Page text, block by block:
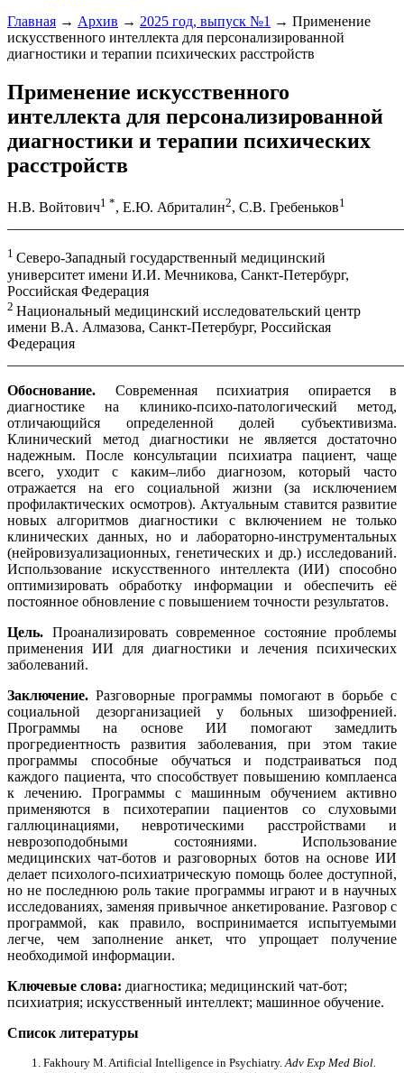
Главная → Архив → 2025 год, выпуск №1 → Применение
искусственного интеллекта для персонализированной
диагностики и терапии психических расстройств
Применение искусственного
интеллекта для персонализированной
диагностики и терапии психических
расстройств
Н.В. Войтович1 *, Е.Ю. Абриталин2, С.В. Гребеньков1
1 Северо-Западный государственный медицинский
университет имени И.И. Мечникова, Санкт-Петербург,
Российская Федерация
2 Национальный медицинский исследовательский центр
имени В.А. Алмазова, Санкт-Петербург, Российская
Федерация
Обоснование. Современная психиатрия опирается в
диагностике на клинико-психо-патологический метод,
отличающийся определенной долей субъективизма.
Клинический метод диагностики не является достаточно
надежным. После консультации психиатра пациент, чаще
всего, уходит с каким–либо диагнозом, который часто
отражается на его социальной жизни (за исключением
профилактических осмотров). Актуальным ставится развитие
новых алгоритмов диагностики с включением не только
клинических данных, но и лабораторно-инструментальных
(нейровизуализационных, генетических и др.) исследований.
Использование искусственного интеллекта (ИИ) способно
оптимизировать обработку информации и обеспечить её
постоянное обновление с повышением точности результатов.
Цель. Проанализировать современное состояние проблемы
применения ИИ для диагностики и лечения психических
заболеваний.
Заключение. Разговорные программы помогают в борьбе с
социальной дезорганизацией у больных шизофренией.
Программы на основе ИИ помогают замедлить
прогредиентность развития заболевания, при этом такие
программы способные обучаться и подстраиваться под
каждого пациента, что способствует повышению комплаенса
к лечению. Программы с машинным обучением активно
применяются в психотерапии пациентов со слуховыми
галлюцинациями, невротическими расстройствами и
неврозоподобными состояниями. Использование
медицинских чат-ботов и разговорных ботов на основе ИИ
делает психолого-психиатрическую помощь более доступной,
но не последнюю роль такие программы играют и в научных
исследованиях, заменяя привычное анкетирование. Разговор с
программой, как правило, воспринимается испытуемыми
легче, чем заполнение анкет, что упрощает получение
необходимой информации.
Ключевые слова: диагностика; медицинский чат-бот;
психиатрия; искусственный интеллект; машинное обучение.
Список литературы
Fakhoury M. Artificial Intelligence in Psychiatry.Adv Exp Med Biol.